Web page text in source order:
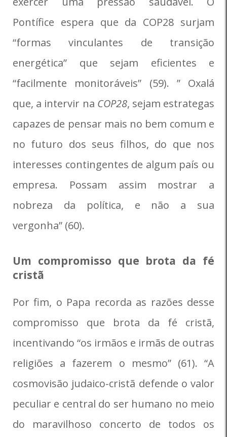
Pontífice espera que da COP28 surjam
“formas vinculantes de transição
energética” que sejam eficientes e
“facilmente monitoráveis” (59). ” Oxalá
que, a intervir na COP28, sejam estrategas
capazes de pensar mais no bem comum e
no futuro dos seus filhos, do que nos
interesses contingentes de algum país ou
empresa. Possam assim mostrar a
nobreza da política, e não a sua
vergonha” (60).
Um compromisso que brota da fé
cristã
Por fim, o Papa recorda as razões desse
compromisso que brota da fé cristã,
incentivando “os irmãos e irmãs de outras
religiões a fazerem o mesmo” (61). “A
cosmovisão judaico-cristã defende o valor
peculiar e central do ser humano no meio
do maravilhoso concerto de todos os